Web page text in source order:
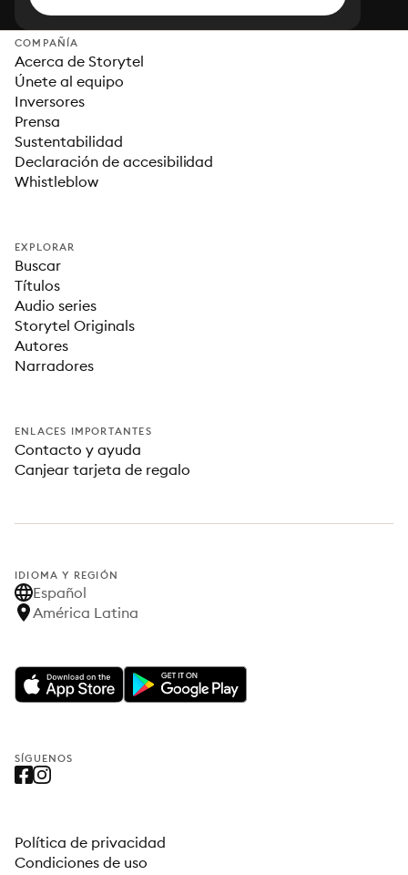
COMPAÑÍA
Acerca de Storytel
Únete al equipo
Inversores
Prensa
Sustentabilidad
Declaración de accesibilidad
Whistleblow
EXPLORAR
Buscar
Títulos
Audio series
Storytel Originals
Autores
Narradores
ENLACES IMPORTANTES
Contacto y ayuda
Canjear tarjeta de regalo
IDIOMA Y REGIÓN
Español
América Latina
SÍGUENOS
Política de privacidad
Condiciones de uso